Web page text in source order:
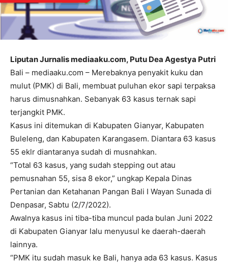
Liputan Jurnalis mediaaku.com, Putu Dea Agestya Putri
Bali – mediaaku.com – Merebaknya penyakit kuku dan
mulut (PMK) di Bali, membuat puluhan ekor sapi terpaksa
harus dimusnahkan. Sebanyak 63 kasus ternak sapi
terjangkit PMK.
Kasus ini ditemukan di Kabupaten Gianyar, Kabupaten
Buleleng, dan Kabupaten Karangasem. Diantara 63 kasus
55 eklr diantaranya sudah di musnahkan.
“Total 63 kasus, yang sudah stepping out atau
pemusnahan 55, sisa 8 ekor,” ungkap Kepala Dinas
Pertanian dan Ketahanan Pangan Bali I Wayan Sunada di
Denpasar, Sabtu (2/7/2022).
Awalnya kasus ini tiba-tiba muncul pada bulan Juni 2022
di Kabupaten Gianyar lalu menyusul ke daerah-daerah
lainnya.
“PMK itu sudah masuk ke Bali, hanya ada 63 kasus. Kasus